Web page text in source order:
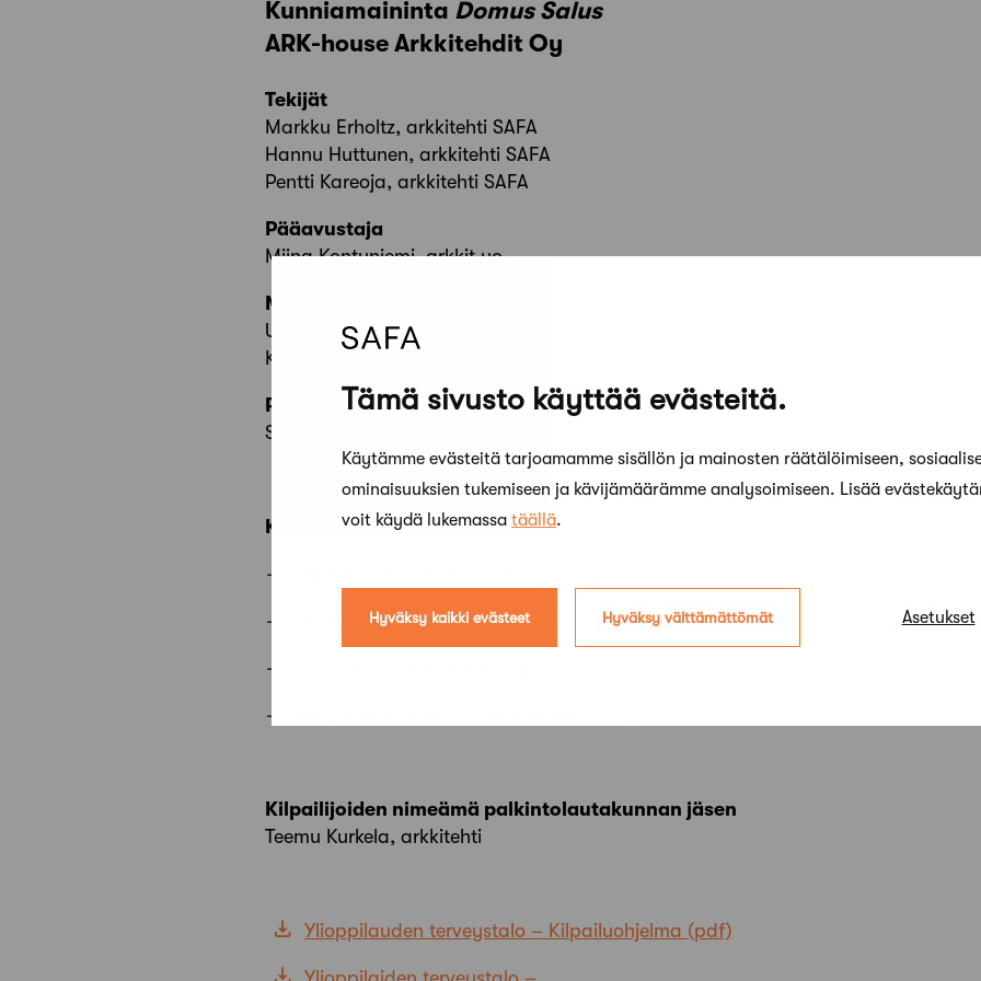
Tämä sivusto käyttää evästeitä.
Käytämme evästeitä tarjoamamme sisällön ja mainosten räätälöimiseen,
ominaisuuksien tukemiseen ja kävijämäärämme analysoimiseen. Lisää
voit käydä lukemassa täällä.
Hyväksy kaikki evästeet Hyväksy välttämättömät Asetukset
Kunniamaininta Domus Salus
ARK-house Arkkitehdit Oy
Tekijät
Markku Erholtz, arkkitehti SAFA
Hannu Huttunen, arkkitehti SAFA
Pentti Kareoja, arkkitehti SAFA
Pääavustaja
Miina Kontuniemi, arkkit.yo
Muut avustajat
Ulla Seppä
Kimmo Roponen
Pienoismalli
Seppo Rajakoski
Kutsutut
– Arkkitehtitoimisto Stefan Ahlman Oy
– ARK-house Arkkitehdit Oy
– Sanaksenaho Arkkitehdit Oy
– Kirsti Sivén & Asko Takala Arkkitehdit Oy
Kilpailijoiden nimeämä palkintolautakunnan jäsen
Teemu Kurkela, arkkitehti
Ylioppilauden terveystalo – Kilpailuohjelma